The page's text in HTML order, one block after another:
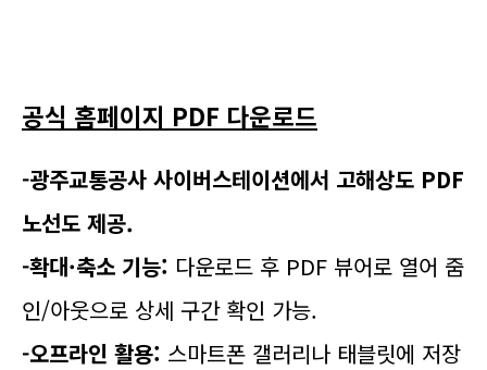
공식 홈페이지 PDF 다운로드
-광주교통공사 사이버스테이션에서 고해상도 PDF
노선도 제공.
-확대·축소 기능: 다운로드 후 PDF 뷰어로 열어 줌
인/아웃으로 상세 구간 확인 가능.
-오프라인 활용: 스마트폰 갤러리나 태블릿에 저장